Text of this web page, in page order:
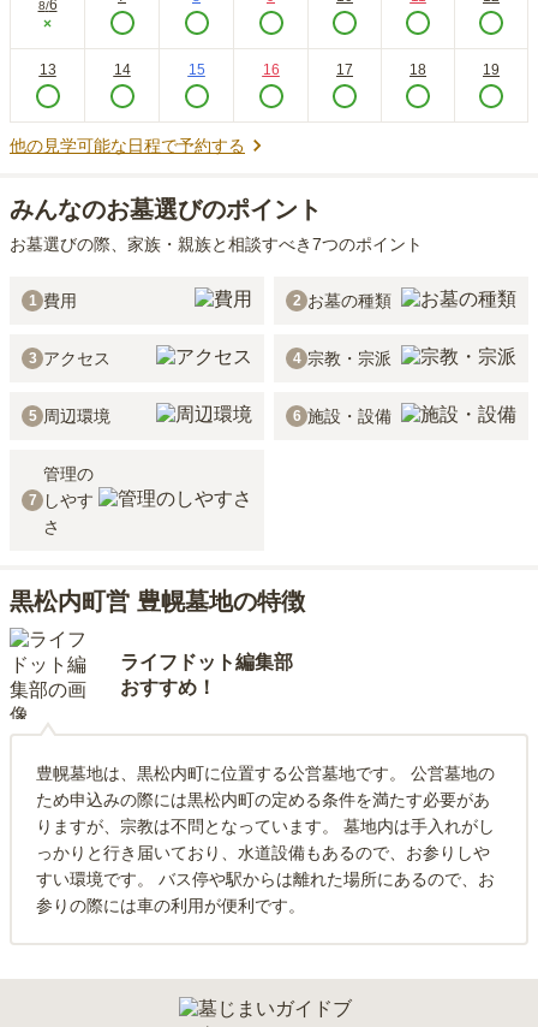
8/6
×
13 14 15 16 17 18 19
他の見学可能な日程で予約する
みんなのお墓選びのポイント
お墓選びの際、家族・親族と相談すべき7つのポイント
1 費用 2 お墓の種類
3 アクセス 4 宗教・宗派
5 周辺環境 6 施設・設備
7
管理の
しやす
さ
黒松内町営 豊幌墓地の特徴
ライフドット編集部
おすすめ！
豊幌墓地は、黒松内町に位置する公営墓地です。 公営墓地の
ため申込みの際には黒松内町の定める条件を満たす必要があ
りますが、宗教は不問となっています。 墓地内は手入れがし
っかりと行き届いており、水道設備もあるので、お参りしや
すい環境です。 バス停や駅からは離れた場所にあるので、お
参りの際には車の利用が便利です。